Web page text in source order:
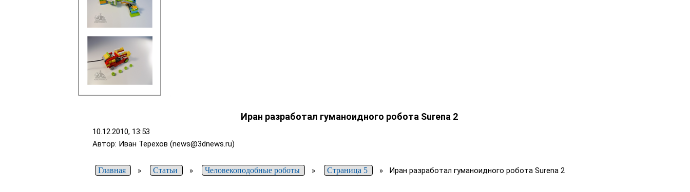
Иран разработал гуманоидного робота Surena 2
10.12.2010, 13:53
Автор: Иван Терехов (news@3dnews.ru)
Главная » Статьи » Человекоподобные роботы » Страница 5 » Иран разработал гуманоидного робота Surena 2